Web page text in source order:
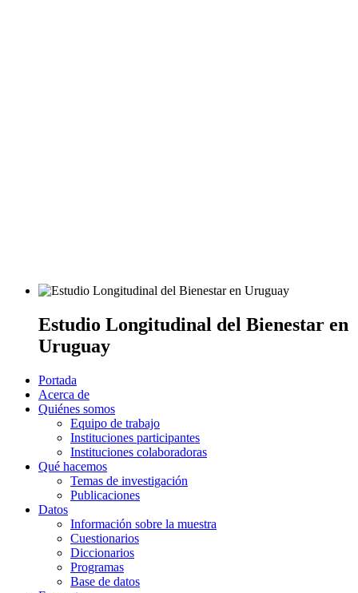
Estudio Longitudinal del Bienestar en
Uruguay
Portada
Acerca de
Quiénes somos
Equipo de trabajo
Instituciones participantes
Instituciones colaboradoras
Qué hacemos
Temas de investigación
Publicaciones
Datos
Información sobre la muestra
Cuestionarios
Diccionarios
Programas
Base de datos